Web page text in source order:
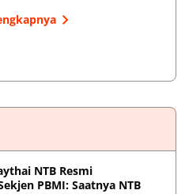
NTB Resmi
PBMI: Saatnya NTB